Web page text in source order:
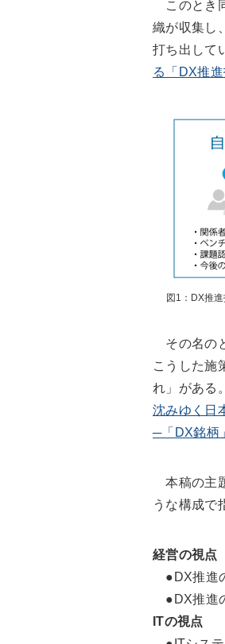
このとき
織が収集し
打ち出して
る「DX推
図1：DX推
その名の
こうした施
れ」がある
沈みゆく日
─「DX銘柄
本稿の主
うな構成で
経営の視点
●DX推進
●DX推進
ITの視点